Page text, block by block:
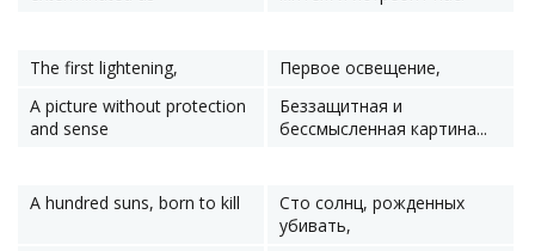
The first lightening,
Первое освещение,
A picture without protection
and sense
Беззащитная и
бессмысленная картина...
A hundred suns, born to kill
Сто солнц, рожденных
убивать,